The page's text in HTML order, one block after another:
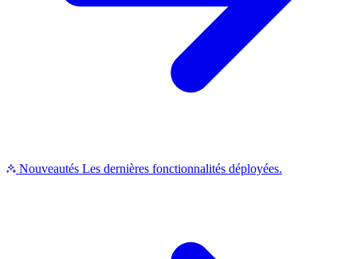
Nouveautés Les dernières fonctionnalités déployées.